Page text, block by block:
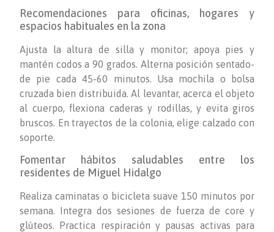
Recomendaciones para oficinas, hogares y
espacios habituales en la zona
Ajusta la altura de silla y monitor; apoya pies y
mantén codos a 90 grados. Alterna posición sentado-
de pie cada 45-60 minutos. Usa mochila o bolsa
cruzada bien distribuida. Al levantar, acerca el objeto
al cuerpo, flexiona caderas y rodillas, y evita giros
bruscos. En trayectos de la colonia, elige calzado con
soporte.
Fomentar hábitos saludables entre los
residentes de Miguel Hidalgo
Realiza caminatas o bicicleta suave 150 minutos por
semana. Integra dos sesiones de fuerza de core y
glúteos. Practica respiración y pausas activas para